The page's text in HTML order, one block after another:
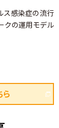
ス感染症の流行
クの運用モデル
ら